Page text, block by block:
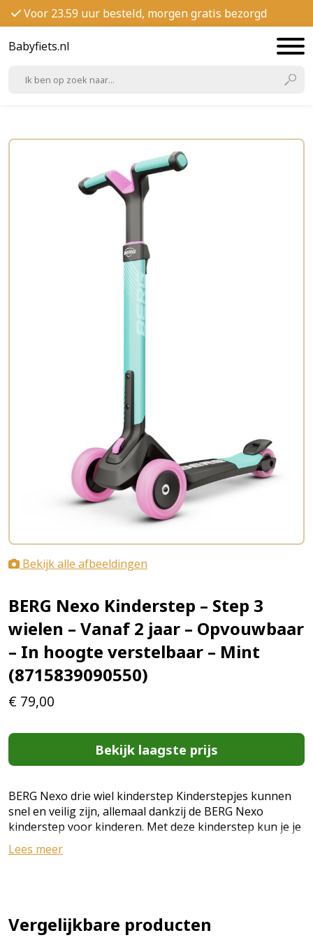
Voor 23.59 uur besteld, morgen gratis bezorgd
Babyfiets.nl
Bekijk alle afbeeldingen
BERG Nexo Kinderstep – Step 3
wielen – Vanaf 2 jaar – Opvouwbaar
– In hoogte verstelbaar – Mint
(8715839090550)
€ 79,00
Bekijk laagste prijs
BERG Nexo drie wiel kinderstep Kinderstepjes kunnen
snel en veilig zijn, allemaal dankzij de BERG Nexo
kinderstep voor kinderen. Met deze kinderstep kun je je
voortbewegen vanaf de leeftijd van 2 jaar. Met drie
wielen voor extra stabiliteit. Let op: Deze BERG Nexo is
hebben antislipoppervlakken voor een betere grip. U
kunt het stuurslot aanpassen terwijl u gewend raakt
Lees meer
Vergelijkbare producten